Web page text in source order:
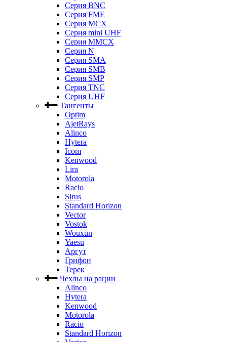
Серия BNC
Серия FME
Серия MCX
Серия mini UHF
Серия MMCX
Серия N
Серия SMA
Серия SMB
Серия SMP
Серия TNC
Серия UHF
Тангенты
Optim
AjetRays
Alinco
Hytera
Icom
Kenwood
Lira
Motorola
Racio
Sirus
Standard Horizon
Vector
Vostok
Wouxun
Yaesu
Аргут
Грифон
Терек
Чехлы на рации
Alinco
Hytera
Kenwood
Motorola
Racio
Standard Horizon